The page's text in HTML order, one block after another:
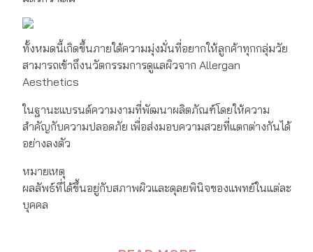
ทั้งหมดนี้เกิดขึ้นภายใต้ความมุ่งมั่นที่อยากให้ลูกค้าทุกกลุ่มวัย
สามารถเข้าถึงนวัตกรรมการดูแลผิวจาก Allergan
Aesthetics
ในฐานะแบรนด์ความงามที่พัฒนาผลิตภัณฑ์โดยให้ความ
สำคัญกับความปลอดภัย เพื่อส่งมอบความสวยที่แตกต่างกันได้
อย่างลงตัว
หมายเหตุ
ผลลัพธ์ที่ได้ขึ้นอยู่กับสภาพผิวและดุลยพินิจของแพทย์ในแต่ละ
บุคคล